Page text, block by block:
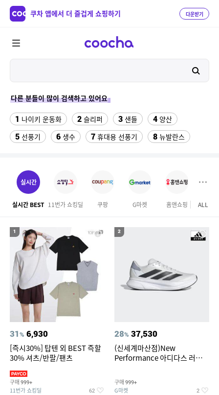
쿠차 앱에서 더 즐겁게 쇼핑하기 다운받기
다른 분들이 많이 검색하고 있어요
1 나이키 운동화 2 슬리퍼 3 샌들 4 양산
5 선풍기 6 생수 7 휴대용 선풍기 8 뉴발란스
12 침대 매트리스 퀸
15 베스킨라빈스
17 미니 탁상용 선풍기 18 업소용 가림막
더뉴 아반떼ad
ALL
실시간
실시간 BEST 11번가 쇼킹딜 쿠팡 G마켓 홈앤쇼핑
1
31% 6,930
[즉시30%] 탑텐 외 BEST 즉할
30% 셔츠/반팔/팬츠
구매 999+
11번가 쇼킹딜 62
2
28% 37,530
(신세계마산점)New
Performance 아디다스 러닝화
구매 999+
G마켓 2